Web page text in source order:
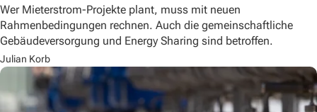
Wer Mieterstrom-Projekte plant, muss mit neuen
Rahmenbedingungen rechnen. Auch die gemeinschaftliche
Gebäudeversorgung und Energy Sharing sind betroffen.
Julian Korb